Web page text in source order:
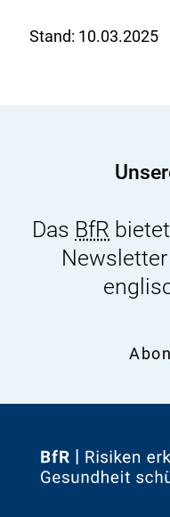
Stand: 10.03.2025
Das BfR
Zur